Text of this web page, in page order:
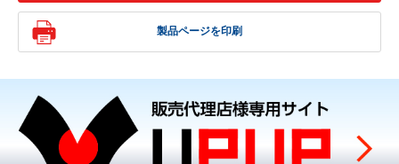
製品ページを印刷